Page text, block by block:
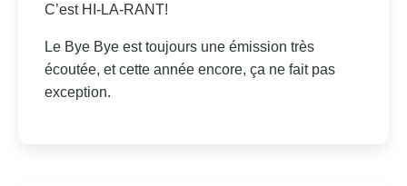
C’est HI-LA-RANT!
Le Bye Bye est toujours une émission très
écoutée, et cette année encore, ça ne fait pas
exception.